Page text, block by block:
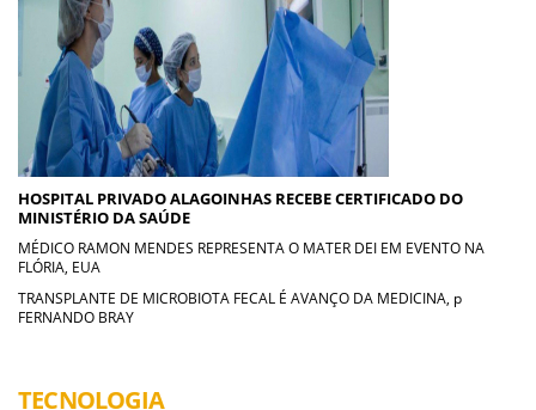
HOSPITAL PRIVADO ALAGOINHAS RECEBE CERTIFICADO DO
MINISTÉRIO DA SAÚDE
MÉDICO RAMON MENDES REPRESENTA O MATER DEI EM EVENTO NA
FLÓRIA, EUA
TRANSPLANTE DE MICROBIOTA FECAL É AVANÇO DA MEDICINA, p
FERNANDO BRAY
TECNOLOGIA